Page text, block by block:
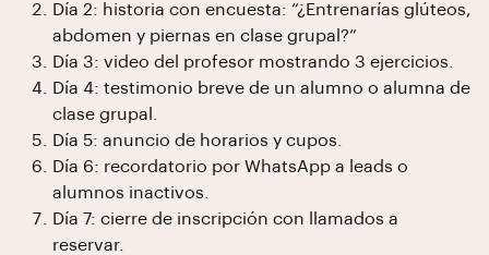
Día 2: historia con encuesta: “¿Entrenarías glúteos,
abdomen y piernas en clase grupal?”
Día 3: video del profesor mostrando 3 ejercicios.
Día 4: testimonio breve de un alumno o alumna de
clase grupal.
Día 5: anuncio de horarios y cupos.
Día 6: recordatorio por WhatsApp a leads o
alumnos inactivos.
Día 7: cierre de inscripción con llamados a
reservar.